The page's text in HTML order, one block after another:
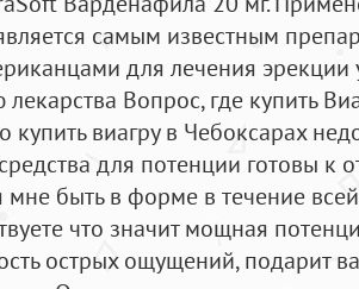
самым известным
для лечения
Вопрос, где купить
купить виагру в Чебоксарах
для потенции готовы к
мне быть в форме в течение
что значит мощная
острых ощущений, подарит